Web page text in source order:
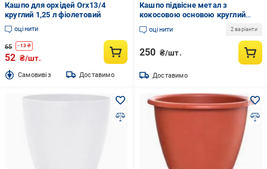
Кашпо для орхідей Orx13/4
круглий 1,25 л фіолетовий
оцінити
65 -13 ₴
52 ₴/шт.
Cамовивіз Доставимо
Кашпо підвісне метал з
кокосовою основою круглий
чорний (HY11-35-14)
оцінити 2 варіанти
250 ₴/шт.
Доставимо